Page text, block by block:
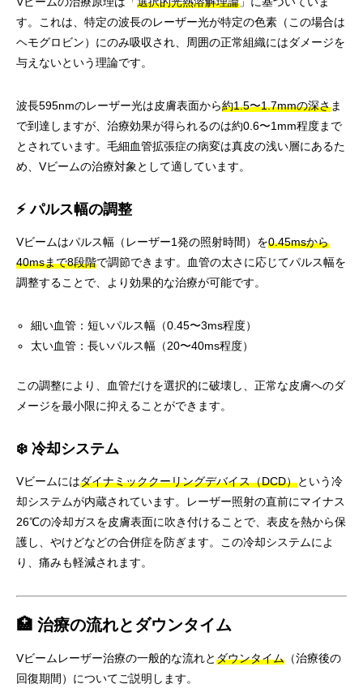
す。これは、特定の波長のレーザー光が特定の色素（この場合は
ヘモグロビン）にのみ吸収され、周囲の正常組織にはダメージを
与えないという理論です。
波長595nmのレーザー光は皮膚表面から約1.5〜1.7mmの深さま
で到達しますが、治療効果が得られるのは約0.6〜1mm程度まで
とされています。毛細血管拡張症の病変は真皮の浅い層にあるた
め、Vビームの治療対象として適しています。
⚡ パルス幅の調整
Vビームはパルス幅（レーザー1発の照射時間）を0.45msから
40msまで8段階で調節できます。血管の太さに応じてパルス幅を
調整することで、より効果的な治療が可能です。
細い血管：短いパルス幅（0.45〜3ms程度）
太い血管：長いパルス幅（20〜40ms程度）
この調整により、血管だけを選択的に破壊し、正常な皮膚へのダ
メージを最小限に抑えることができます。
❄️ 冷却システム
Vビームにはダイナミッククーリングデバイス（DCD）という冷
却システムが内蔵されています。レーザー照射の直前にマイナス
26℃の冷却ガスを皮膚表面に吹き付けることで、表皮を熱から保
護し、やけどなどの合併症を防ぎます。この冷却システムによ
り、痛みも軽減されます。
🏥 治療の流れとダウンタイム
Vビームレーザー治療の一般的な流れとダウンタイム （治療後の
回復期間）についてご説明します。